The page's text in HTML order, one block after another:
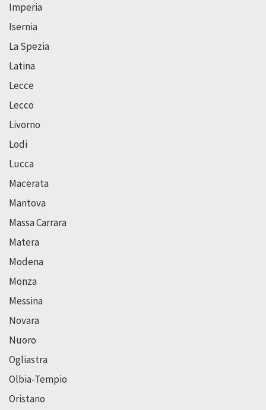
Imperia
Isernia
La Spezia
Latina
Lecce
Lecco
Livorno
Lodi
Lucca
Macerata
Mantova
Massa Carrara
Matera
Modena
Monza
Messina
Novara
Nuoro
Ogliastra
Olbia-Tempio
Oristano